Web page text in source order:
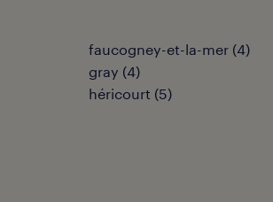
faucogney-et-la-mer (4)
gray (4)
héricourt (5)